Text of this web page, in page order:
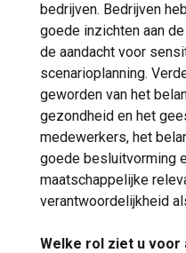
bedrijven. Bedrijven
goede inzichten aan
de aandacht voor
scenarioplanning.
geworden van het
gezondheid en het
medewerkers, het
goede besluitvorming
maatschappelijke
verantwoordelijkheid
Welke rol ziet u voor